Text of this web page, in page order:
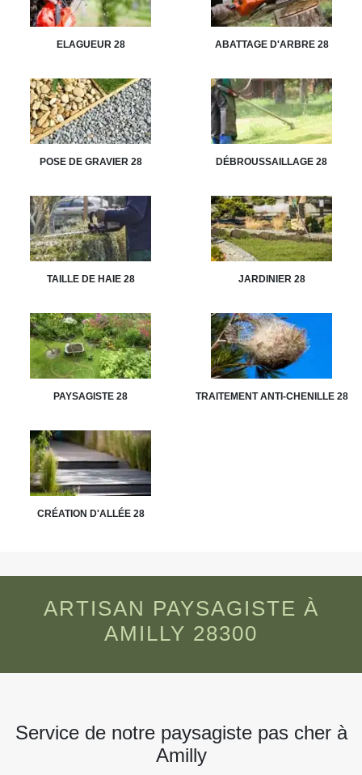
ELAGUEUR 28 ABATTAGE D'ARBRE 28
POSE DE GRAVIER 28 DÉBROUSSAILLAGE 28
TAILLE DE HAIE 28 JARDINIER 28
PAYSAGISTE 28 TRAITEMENT ANTI-CHENILLE 28
CRÉATION D'ALLÉE 28
ARTISAN PAYSAGISTE À
AMILLY 28300
Service de notre paysagiste pas cher à
Amilly